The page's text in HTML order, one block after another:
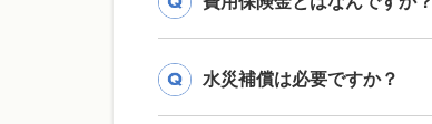
水災補償は必要ですか？